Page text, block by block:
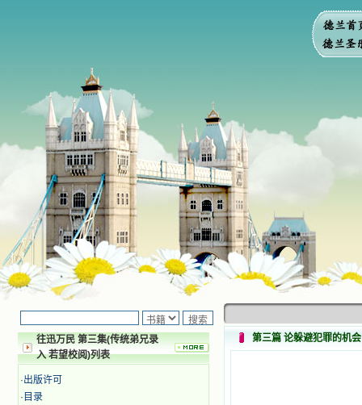
往迅万民 第三集(传统弟兄录
入 若望校阅)列表
·出版许可
· 目录
第三篇 论躲避犯罪的机会